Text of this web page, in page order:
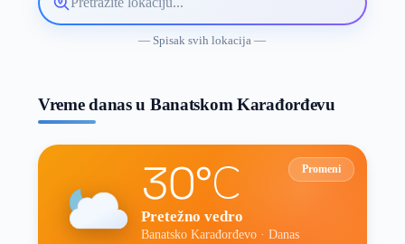
Pretražite
lokaciju
— Spisak svih lokacija —
Vreme danas u Banatskom Karađorđevu
Promeni
30°C
Pretežno vedro
Banatsko Karađorđevo · Danas